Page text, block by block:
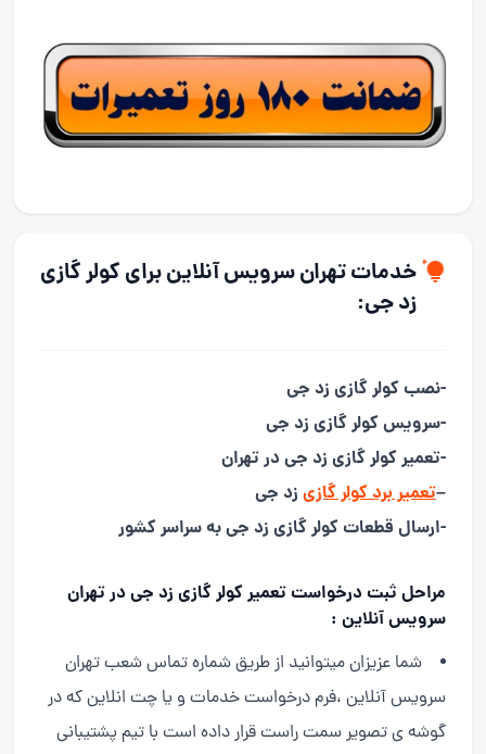
خدمات تهران سرویس آنلاین برای کولر گازی
زد جی:
-نصب کولر گازی زد جی
-سرویس کولر گازی زد جی
-تعمیر کولر گازی زد جی در تهران
–تعمیر برد کولر گازی زد جی
-ارسال قطعات کولر گازی زد جی به سراسر کشور
مراحل ثبت درخواست تعمیر کولر گازی زد جی در تهران
سرویس آنلاین :
شما عزیزان میتوانید از طریق شماره تماس شعب تهران
سرویس آنلاین ،فرم درخواست خدمات و یا چت انلاین که در
گوشه ی تصویر سمت راست قرار داده است با تیم پشتیبانی